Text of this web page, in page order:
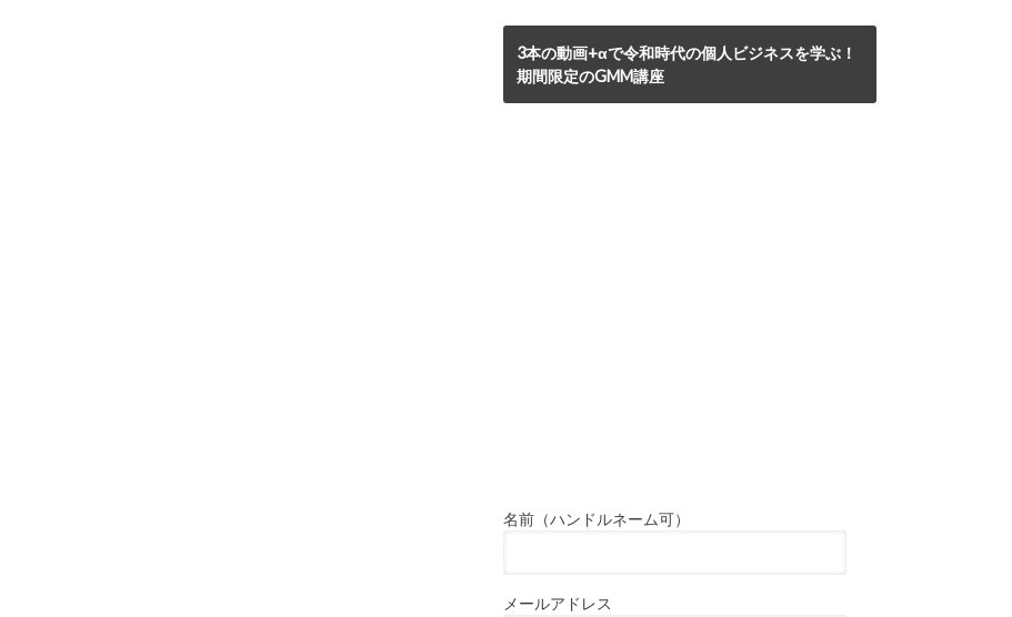
3本の動画+αで令和時代の個人ビジネスを学ぶ！
期間限定のGMM講座
名前（ハンドルネーム可）
メールアドレス